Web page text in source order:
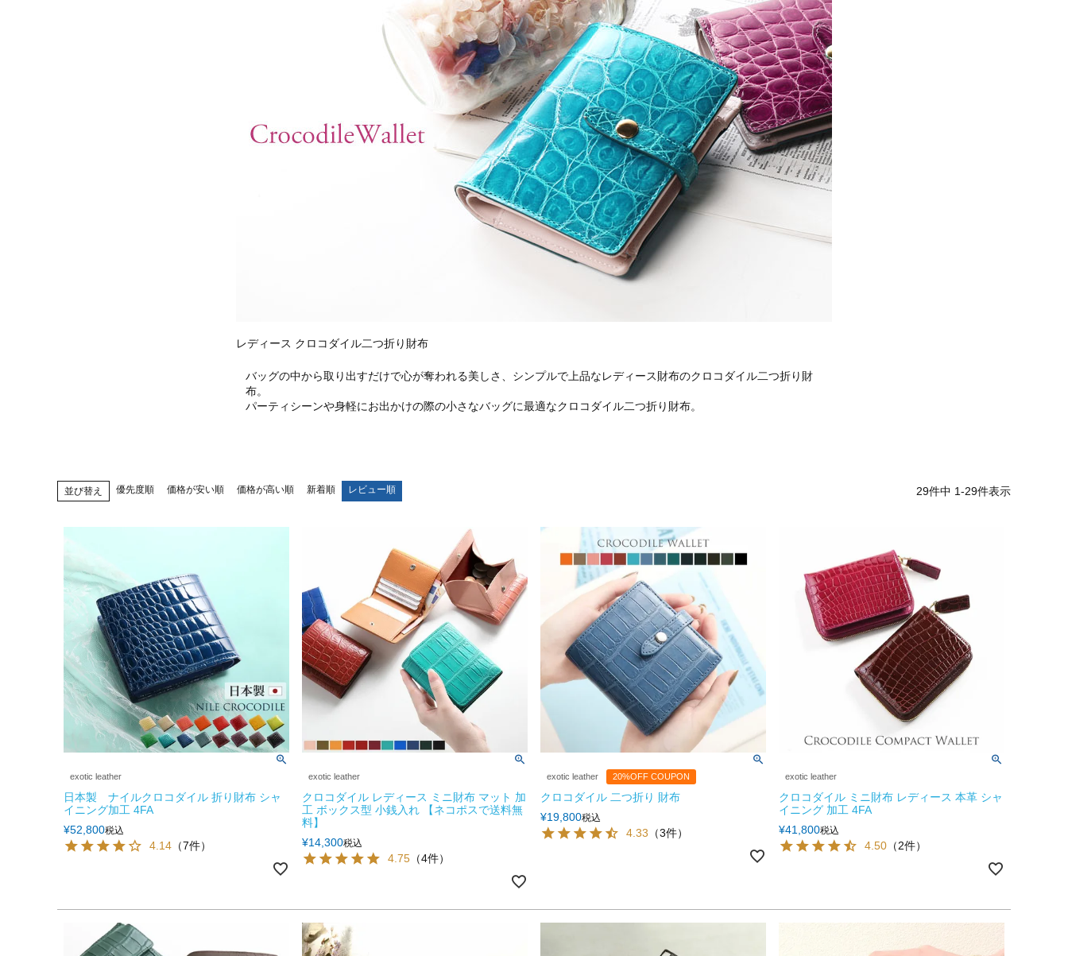
レディース クロコダイル二つ折り財布
バッグの中から取り出すだけで心が奪われる美しさ、シンプルで上品なレディース財布のクロコダイル二つ折り財
布。
パーティシーンや身軽にお出かけの際の小さなバッグに最適なクロコダイル二つ折り財布。
並び替え 優先度順 価格が安い順 価格が高い順 新着順 レビュー順 29件中 1-29件表示
exotic leather
日本製 ナイルクロコダイル 折り財布 シャ
イニング加工 4FA
¥52,800税込
4.14 （7件）
exotic leather
クロコダイル レディース ミニ財布 マット 加
工 ボックス型 小銭入れ 【ネコポスで送料無
料】
¥14,300税込
4.75 （4件）
exotic leather 20%OFF COUPON
クロコダイル 二つ折り 財布
¥19,800税込
4.33 （3件）
exotic leather
クロコダイル ミニ財布 レディース 本革 シャ
イニング 加工 4FA
¥41,800税込
4.50 （2件）